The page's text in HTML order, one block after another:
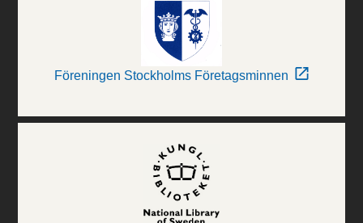
Föreningen Stockholms Företagsminnen